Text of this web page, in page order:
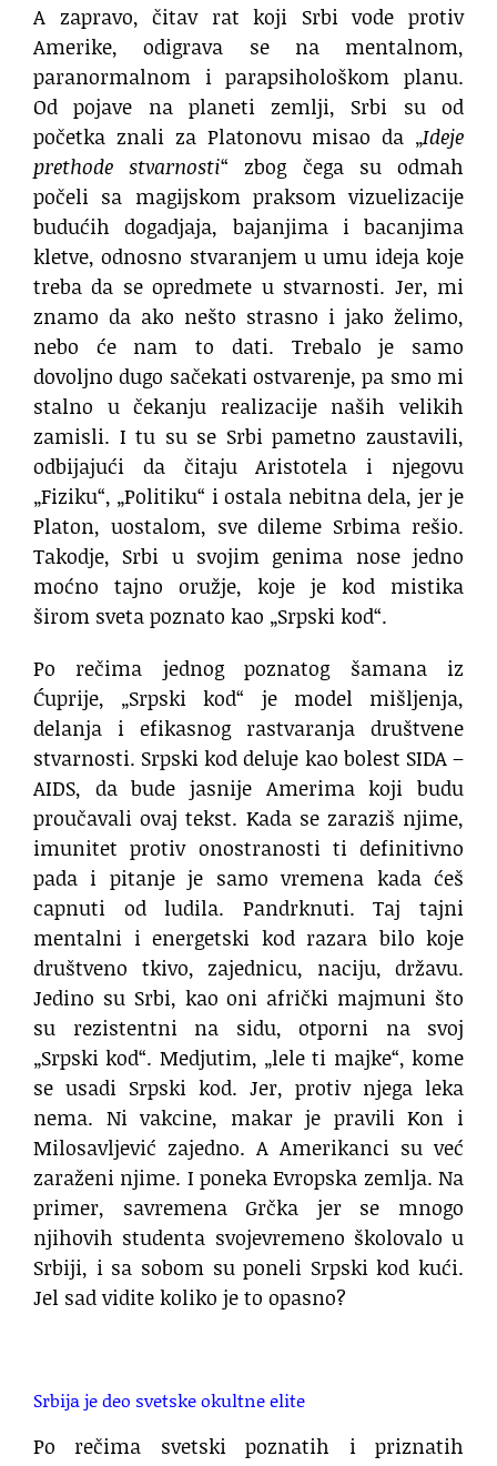
A zapravo, čitav rat koji Srbi vode protiv
Amerike, odigrava se na mentalnom,
paranormalnom i parapsihološkom planu.
Od pojave na planeti zemlji, Srbi su od
početka znali za Platonovu misao da „Ideje
prethode stvarnosti“ zbog čega su odmah
počeli sa magijskom praksom vizuelizacije
budućih dogadjaja, bajanjima i bacanjima
kletve, odnosno stvaranjem u umu ideja koje
treba da se opredmete u stvarnosti. Jer, mi
znamo da ako nešto strasno i jako želimo,
nebo će nam to dati. Trebalo je samo
dovoljno dugo sačekati ostvarenje, pa smo mi
stalno u čekanju realizacije naših velikih
zamisli. I tu su se Srbi pametno zaustavili,
odbijajući da čitaju Aristotela i njegovu
„Fiziku“, „Politiku“ i ostala nebitna dela, jer je
Platon, uostalom, sve dileme Srbima rešio.
Takodje, Srbi u svojim genima nose jedno
moćno tajno oružje, koje je kod mistika
širom sveta poznato kao „Srpski kod“.
Po rečima jednog poznatog šamana iz
Ćuprije, „Srpski kod“ je model mišljenja,
delanja i efikasnog rastvaranja društvene
stvarnosti. Srpski kod deluje kao bolest SIDA –
AIDS, da bude jasnije Amerima koji budu
proučavali ovaj tekst. Kada se zaraziš njime,
imunitet protiv onostranosti ti definitivno
pada i pitanje je samo vremena kada ćeš
capnuti od ludila. Pandrknuti. Taj tajni
mentalni i energetski kod razara bilo koje
društveno tkivo, zajednicu, naciju, državu.
Jedino su Srbi, kao oni afrički majmuni što
su rezistentni na sidu, otporni na svoj
„Srpski kod“. Medjutim, „lele ti majke“, kome
se usadi Srpski kod. Jer, protiv njega leka
nema. Ni vakcine, makar je pravili Kon i
Milosavljević zajedno. A Amerikanci su već
zaraženi njime. I poneka Evropska zemlja. Na
primer, savremena Grčka jer se mnogo
njihovih studenta svojevremeno školovalo u
Srbiji, i sa sobom su poneli Srpski kod kući.
Jel sad vidite koliko je to opasno?
Srbija je deo svetske okultne elite
Po rečima svetski poznatih i priznatih